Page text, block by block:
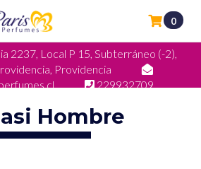
2237, Local P 15, Subterráneo (-2),
Providencia
229932709
0
Hombre